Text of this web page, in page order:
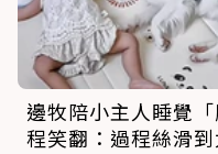
邊牧陪小主人睡覺
程笑翻：過程絲滑